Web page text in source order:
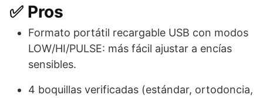
✅ Pros
Formato portátil recargable USB con modos
LOW/HI/PULSE: más fácil ajustar a encías
sensibles.
4 boquillas verificadas (estándar, ortodoncia,